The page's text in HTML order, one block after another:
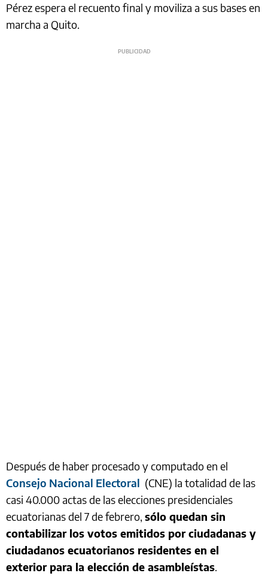
Pérez espera el recuento final y moviliza a sus bases en
marcha a Quito.
Después de haber procesado y computado en el
Consejo Nacional Electoral (CNE) la totalidad de las
casi 40.000 actas de las elecciones presidenciales
ecuatorianas del 7 de febrero, sólo quedan sin
contabilizar los votos emitidos por ciudadanas y
ciudadanos ecuatorianos residentes en el
exterior para la elección de asambleístas.